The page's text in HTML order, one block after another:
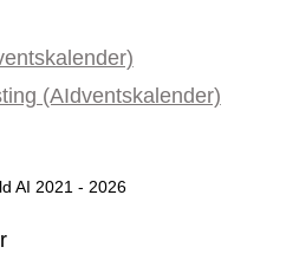
(AIdventskalender)
AI 2021 - 2026